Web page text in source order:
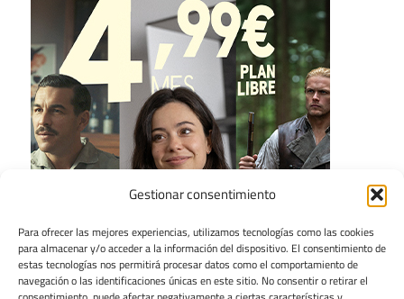
Gestionar consentimiento
Para ofrecer las mejores experiencias, utilizamos tecnologías como las cookies
para almacenar y/o acceder a la información del dispositivo. El consentimiento de
estas tecnologías nos permitirá procesar datos como el comportamiento de
navegación o las identificaciones únicas en este sitio. No consentir o retirar el